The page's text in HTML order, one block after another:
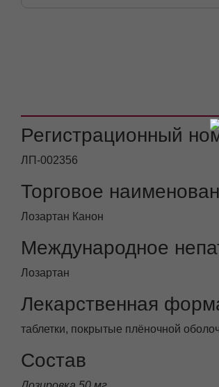
Регистрационный
ЛП-002356
Торговое
Лозартан Канон
Международное
Лозартан
Лекарственная
таблетки, покрытые плёночной
Состав